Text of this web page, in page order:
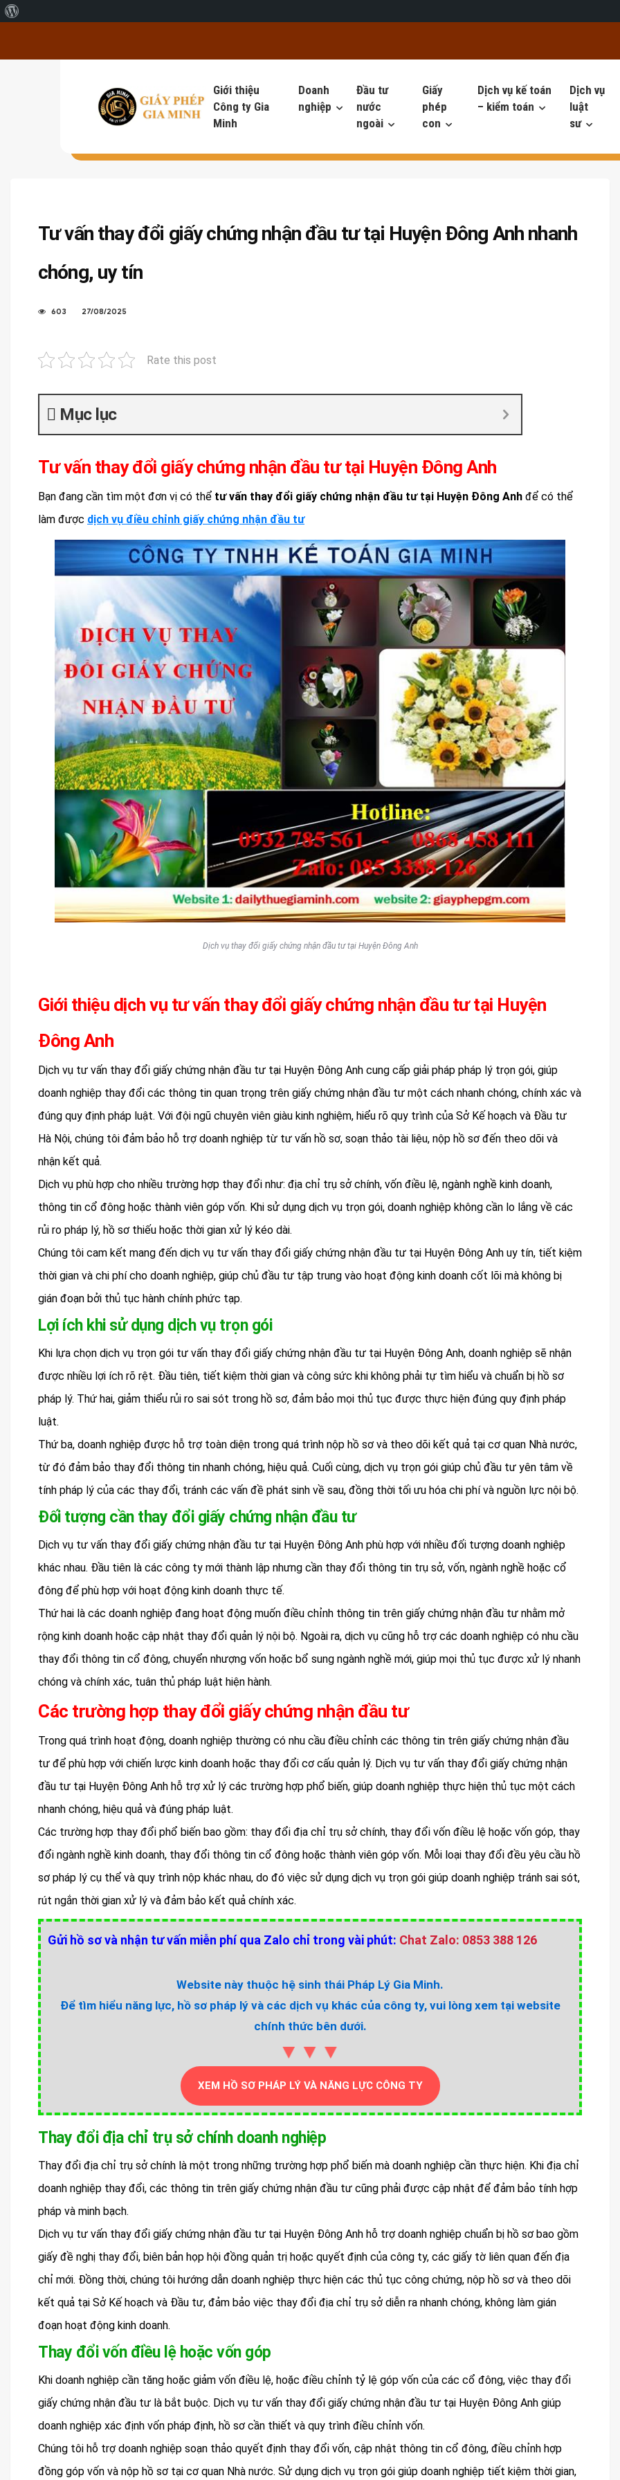
Giới thiệu
Công ty Gia
Minh
Doanh
nghiệp
Đầu tư
nước
ngoài
Giấy
phép
con
Dịch vụ kế toán
– kiểm toán
Dịch vụ
luật
sư
Tư vấn thay đổi giấy chứng nhận đầu tư tại Huyện Đông Anh nhanh
chóng, uy tín
603 27/08/2025
Rate this post
Mục lục
Tư vấn thay đổi giấy chứng nhận đầu tư tại Huyện Đông Anh
Bạn đang cần tìm một đơn vị có thể tư vấn thay đổi giấy chứng nhận đầu tư tại Huyện Đông Anh để có thể
làm được dịch vụ điều chỉnh giấy chứng nhận đầu tư
Dịch vụ thay đổi giấy chứng nhận đầu tư tại Huyện Đông Anh
Giới thiệu dịch vụ tư vấn thay đổi giấy chứng nhận đầu tư tại Huyện
Đông Anh
Dịch vụ tư vấn thay đổi giấy chứng nhận đầu tư tại Huyện Đông Anh cung cấp giải pháp pháp lý trọn gói, giúp
doanh nghiệp thay đổi các thông tin quan trọng trên giấy chứng nhận đầu tư một cách nhanh chóng, chính xác và
đúng quy định pháp luật. Với đội ngũ chuyên viên giàu kinh nghiệm, hiểu rõ quy trình của Sở Kế hoạch và Đầu tư
Hà Nội, chúng tôi đảm bảo hỗ trợ doanh nghiệp từ tư vấn hồ sơ, soạn thảo tài liệu, nộp hồ sơ đến theo dõi và
nhận kết quả.
Dịch vụ phù hợp cho nhiều trường hợp thay đổi như: địa chỉ trụ sở chính, vốn điều lệ, ngành nghề kinh doanh,
thông tin cổ đông hoặc thành viên góp vốn. Khi sử dụng dịch vụ trọn gói, doanh nghiệp không cần lo lắng về các
rủi ro pháp lý, hồ sơ thiếu hoặc thời gian xử lý kéo dài.
Chúng tôi cam kết mang đến dịch vụ tư vấn thay đổi giấy chứng nhận đầu tư tại Huyện Đông Anh uy tín, tiết kiệm
thời gian và chi phí cho doanh nghiệp, giúp chủ đầu tư tập trung vào hoạt động kinh doanh cốt lõi mà không bị
gián đoạn bởi thủ tục hành chính phức tạp.
Lợi ích khi sử dụng dịch vụ trọn gói
Khi lựa chọn dịch vụ trọn gói tư vấn thay đổi giấy chứng nhận đầu tư tại Huyện Đông Anh, doanh nghiệp sẽ nhận
được nhiều lợi ích rõ rệt. Đầu tiên, tiết kiệm thời gian và công sức khi không phải tự tìm hiểu và chuẩn bị hồ sơ
pháp lý. Thứ hai, giảm thiểu rủi ro sai sót trong hồ sơ, đảm bảo mọi thủ tục được thực hiện đúng quy định pháp
luật.
Thứ ba, doanh nghiệp được hỗ trợ toàn diện trong quá trình nộp hồ sơ và theo dõi kết quả tại cơ quan Nhà nước,
từ đó đảm bảo thay đổi thông tin nhanh chóng, hiệu quả. Cuối cùng, dịch vụ trọn gói giúp chủ đầu tư yên tâm về
tính pháp lý của các thay đổi, tránh các vấn đề phát sinh về sau, đồng thời tối ưu hóa chi phí và nguồn lực nội bộ.
Đối tượng cần thay đổi giấy chứng nhận đầu tư
Dịch vụ tư vấn thay đổi giấy chứng nhận đầu tư tại Huyện Đông Anh phù hợp với nhiều đối tượng doanh nghiệp
khác nhau. Đầu tiên là các công ty mới thành lập nhưng cần thay đổi thông tin trụ sở, vốn, ngành nghề hoặc cổ
đông để phù hợp với hoạt động kinh doanh thực tế.
Thứ hai là các doanh nghiệp đang hoạt động muốn điều chỉnh thông tin trên giấy chứng nhận đầu tư nhằm mở
rộng kinh doanh hoặc cập nhật thay đổi quản lý nội bộ. Ngoài ra, dịch vụ cũng hỗ trợ các doanh nghiệp có nhu cầu
thay đổi thông tin cổ đông, chuyển nhượng vốn hoặc bổ sung ngành nghề mới, giúp mọi thủ tục được xử lý nhanh
chóng và chính xác, tuân thủ pháp luật hiện hành.
Các trường hợp thay đổi giấy chứng nhận đầu tư
Trong quá trình hoạt động, doanh nghiệp thường có nhu cầu điều chỉnh các thông tin trên giấy chứng nhận đầu
tư để phù hợp với chiến lược kinh doanh hoặc thay đổi cơ cấu quản lý. Dịch vụ tư vấn thay đổi giấy chứng nhận
đầu tư tại Huyện Đông Anh hỗ trợ xử lý các trường hợp phổ biến, giúp doanh nghiệp thực hiện thủ tục một cách
nhanh chóng, hiệu quả và đúng pháp luật.
Các trường hợp thay đổi phổ biến bao gồm: thay đổi địa chỉ trụ sở chính, thay đổi vốn điều lệ hoặc vốn góp, thay
đổi ngành nghề kinh doanh, thay đổi thông tin cổ đông hoặc thành viên góp vốn. Mỗi loại thay đổi đều yêu cầu hồ
sơ pháp lý cụ thể và quy trình nộp khác nhau, do đó việc sử dụng dịch vụ trọn gói giúp doanh nghiệp tránh sai sót,
rút ngắn thời gian xử lý và đảm bảo kết quả chính xác.
Gửi hồ sơ và nhận tư vấn miễn phí qua Zalo chỉ trong vài phút: Chat Zalo: 0853 388 126
Website này thuộc hệ sinh thái Pháp Lý Gia Minh.
Để tìm hiểu năng lực, hồ sơ pháp lý và các dịch vụ khác của công ty, vui lòng xem tại website
chính thức bên dưới.
▼▼▼
XEM HỒ SƠ PHÁP LÝ VÀ NĂNG LỰC CÔNG TY
Thay đổi địa chỉ trụ sở chính doanh nghiệp
Thay đổi địa chỉ trụ sở chính là một trong những trường hợp phổ biến mà doanh nghiệp cần thực hiện. Khi địa chỉ
doanh nghiệp thay đổi, các thông tin trên giấy chứng nhận đầu tư cũng phải được cập nhật để đảm bảo tính hợp
pháp và minh bạch.
Dịch vụ tư vấn thay đổi giấy chứng nhận đầu tư tại Huyện Đông Anh hỗ trợ doanh nghiệp chuẩn bị hồ sơ bao gồm
giấy đề nghị thay đổi, biên bản họp hội đồng quản trị hoặc quyết định của công ty, các giấy tờ liên quan đến địa
chỉ mới. Đồng thời, chúng tôi hướng dẫn doanh nghiệp thực hiện các thủ tục công chứng, nộp hồ sơ và theo dõi
kết quả tại Sở Kế hoạch và Đầu tư, đảm bảo việc thay đổi địa chỉ trụ sở diễn ra nhanh chóng, không làm gián
đoạn hoạt động kinh doanh.
Thay đổi vốn điều lệ hoặc vốn góp
Khi doanh nghiệp cần tăng hoặc giảm vốn điều lệ, hoặc điều chỉnh tỷ lệ góp vốn của các cổ đông, việc thay đổi
giấy chứng nhận đầu tư là bắt buộc. Dịch vụ tư vấn thay đổi giấy chứng nhận đầu tư tại Huyện Đông Anh giúp
doanh nghiệp xác định vốn pháp định, hồ sơ cần thiết và quy trình điều chỉnh vốn.
Chúng tôi hỗ trợ doanh nghiệp soạn thảo quyết định thay đổi vốn, cập nhật thông tin cổ đông, điều chỉnh hợp
đồng góp vốn và nộp hồ sơ tại cơ quan Nhà nước. Sử dụng dịch vụ trọn gói giúp doanh nghiệp tiết kiệm thời gian,